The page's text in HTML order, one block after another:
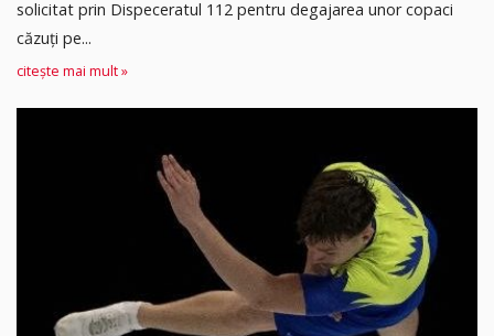
solicitat prin Dispeceratul 112 pentru degajarea unor copaci
căzuți pe...
citește mai mult »